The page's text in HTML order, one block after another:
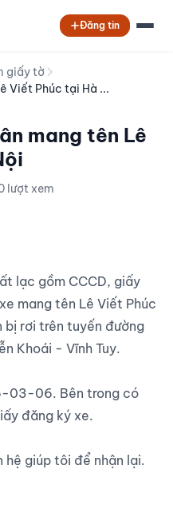
Đăng tin
giấy tờ
Viết Phúc tại Hà ...
mang tên Lê
lượt xem
mang tên Lê Viết Phúc
bị rơi trên tuyến đường
Khoái - Vĩnh Tuy.
03-06. Bên trong có
đăng ký xe.
hệ giúp tôi để nhận lại.